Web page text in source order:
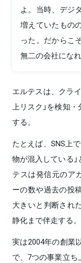
よ。当時、デジ
増えていたもの
った。だからこ
無二の会社にな
エルテスは、クラ
上リスク」を検知
する。
たとえば、SNS上
物が混入している
テスは発信元のア
ーの数や過去の投
大きいと判断され
静化まで伴走する。
実は2004年の創業
で、7つの事業立